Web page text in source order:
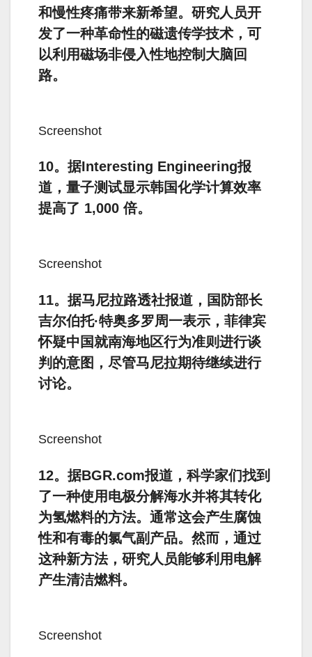
和慢性疼痛带来新希望。研究人员开
发了一种革命性的磁遗传学技术，可
以利用磁场非侵入性地控制大脑回
路。
Screenshot
10。据Interesting Engineering报
道，量子测试显示韩国化学计算效率
提高了 1,000 倍。
Screenshot
11。据马尼拉路透社报道，国防部长
吉尔伯托·特奥多罗周一表示，菲律宾
怀疑中国就南海地区行为准则进行谈
判的意图，尽管马尼拉期待继续进行
讨论。
Screenshot
12。据BGR.com报道，科学家们找到
了一种使用电极分解海水并将其转化
为氢燃料的方法。通常这会产生腐蚀
性和有毒的氯气副产品。然而，通过
这种新方法，研究人员能够利用电解
产生清洁燃料。
Screenshot